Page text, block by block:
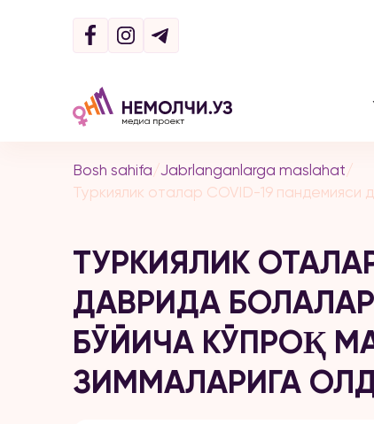
Bosh sahifa/Jabrlanganlarga maslahat/
Туркиялик оталар COVID-19
ТУРКИЯЛИК
ДАВРИДА
БЎЙИЧА КЎПРОҚ
ЗИММАЛАРИГА